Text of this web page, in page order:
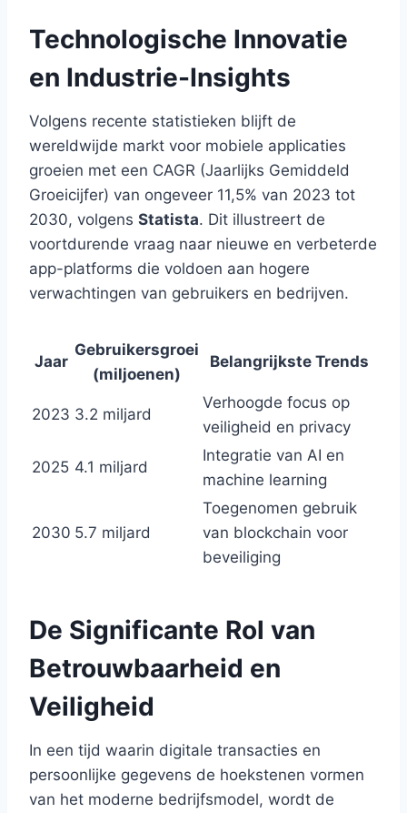
Technologische Innovatie
en Industrie-Insights
Volgens recente statistieken blijft de
wereldwijde markt voor mobiele applicaties
groeien met een CAGR (Jaarlijks Gemiddeld
Groeicijfer) van ongeveer 11,5% van 2023 tot
2030, volgens Statista. Dit illustreert de
voortdurende vraag naar nieuwe en verbeterde
app-platforms die voldoen aan hogere
verwachtingen van gebruikers en bedrijven.
Jaar
Gebruikersgroei
(miljoenen)
Belangrijkste Trends
2023 3.2 miljard
Verhoogde focus op
veiligheid en privacy
2025 4.1 miljard
Integratie van AI en
machine learning
2030 5.7 miljard
Toegenomen gebruik
van blockchain voor
beveiliging
De Significante Rol van
Betrouwbaarheid en
Veiligheid
In een tijd waarin digitale transacties en
persoonlijke gegevens de hoekstenen vormen
van het moderne bedrijfsmodel, wordt de